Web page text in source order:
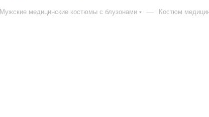
Мужские медицинские костюмы с блузонами — Костюм